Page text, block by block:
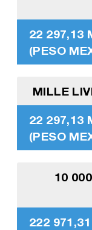
22 297,13
(PESO
MILLE
22 297,13
(PESO
10
222